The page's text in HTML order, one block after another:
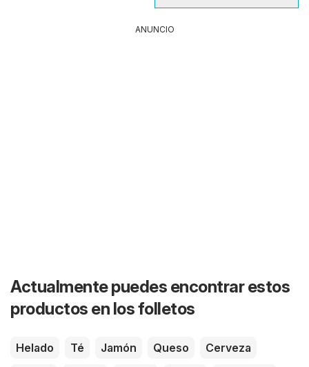
ANUNCIO
Actualmente puedes encontrar estos
productos en los folletos
Helado Té Jamón Queso
Cerveza